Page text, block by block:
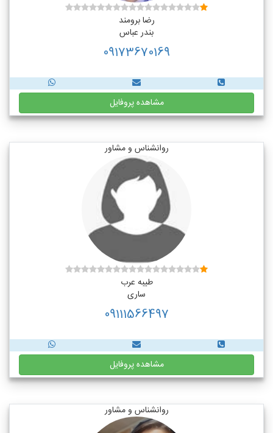
رضا برومند
بندر عباس
09173670169
مشاهده پروفایل
روانشناس و مشاور
طیبه عرب
ساری
09111566497
مشاهده پروفایل
روانشناس و مشاور